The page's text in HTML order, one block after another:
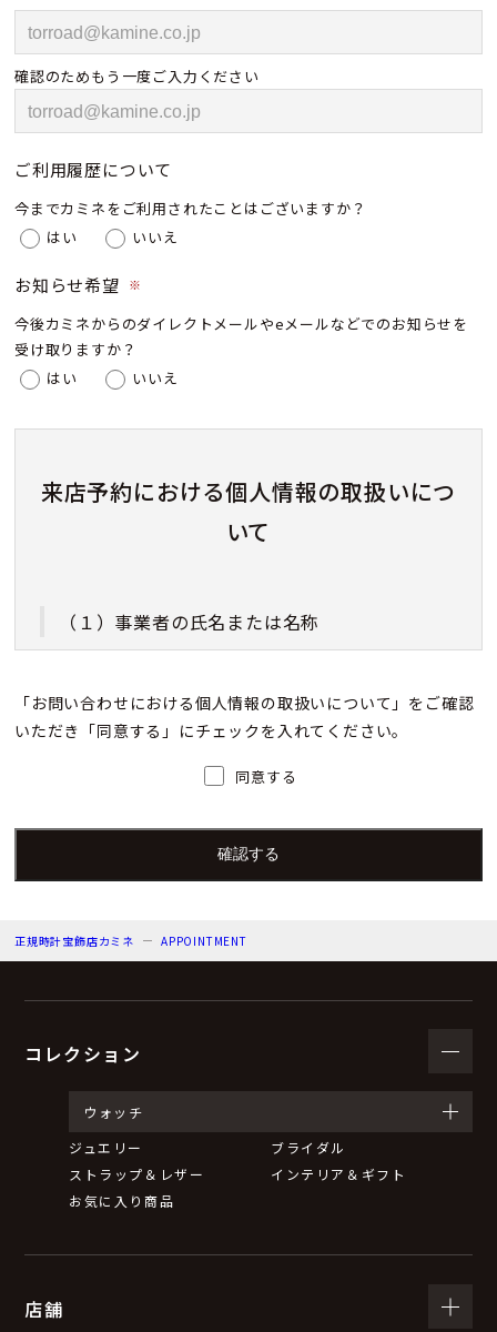
確認のためもう一度ご入力ください
ご利用履歴について
今までカミネをご利用されたことはございますか？
はい
いいえ
お知らせ希望 ※
今後カミネからのダイレクトメールやeメールなどでのお知らせを
受け取りますか？
はい
いいえ
来店予約における個人情報の取扱いにつ
いて
（１）事業者の氏名または名称
（２）個人情報保護管理者（若しくはその代理
人）の氏名又は職名、所属及び連絡先
個人情報保護管理者：上根 彩
電子メール：info@kamine.co.jp
（３）個人情報の利用目的
弊社からのお知らせ等の情報をお送りするため。
（４）個人情報の第三者提供について
取得した個人情報は法令等による場合を除いて第三者に
提供することはありません。
（５）個人情報の取扱いの委託について
取得した個人情報の取扱いの全部又は、一部を委託する
「お問い合わせにおける個人情報の取扱いについて」をご確認
いただき「同意する」にチェックを入れてください。
同意する
正規時計宝飾店カミネ APPOINTMENT
コレクション
ウォッチ
ジュエリー
ブライダル
ストラップ＆レザー
インテリア＆ギフト
お気に入り商品
店舗